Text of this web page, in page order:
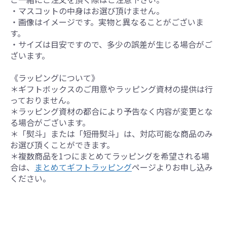
・マスコットの中身はお選び頂けません。
・画像はイメージです。実物と異なることがございま
す。
・サイズは目安ですので、多少の誤差が生じる場合がご
ざいます。
《ラッピングについて》
＊ギフトボックスのご用意やラッピング資材の提供は行
っておりません。
＊ラッピング資材の都合により予告なく内容が変更とな
る場合がございます。
＊「熨斗」または「短冊熨斗」は、対応可能な商品のみ
お選び頂くことができます。
＊複数商品を1つにまとめてラッピングを希望される場
合は、 まとめてギフトラッピングページよりお申し込み
ください。